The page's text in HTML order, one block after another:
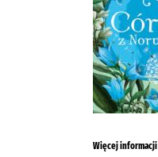
Więcej informacji